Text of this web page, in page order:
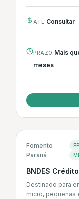
ATÉ Consultar
PRAZO Mais
meses
Fomento
Paraná
BNDES
Destinado para
micro, pequenas